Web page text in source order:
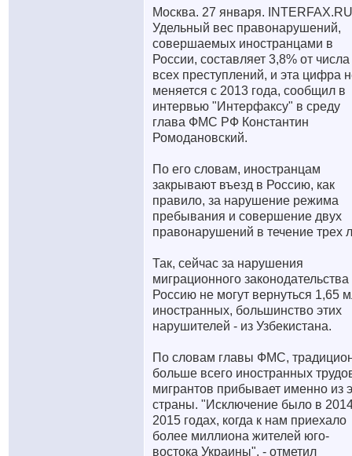
Москва. 27 января.
Удельный вес правонарушений,
совершаемых иностранцами в
России, составляет 3,8% от числа
всех преступлений, и эта цифра
меняется с 2013 года, сообщил в
интервью "Интерфаксу" в среду
глава ФМС РФ Константин
Ромодановский.
По его словам, иностранцам
закрывают въезд в Россию, как
правило, за нарушение режима
пребывания и совершение двух
правонарушений в течение трех
Так, сейчас за нарушения
миграционного законодательства
Россию не могут вернуться 1,65
иностранных, большинство этих
нарушителей - из Узбекистана.
По словам главы ФМС,
больше всего иностранных
мигрантов прибывает именно из
страны. "Исключение было в
2015 годах, когда к нам приехало
более миллиона жителей юго-
востока Украины", - отметил